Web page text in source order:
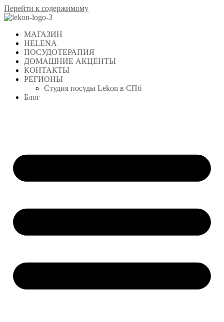
Перейти к содержимому
МАГАЗИН
HELENA
ПОСУДОТЕРАПИЯ
ДОМАШНИЕ АКЦЕНТЫ
КОНТАКТЫ
РЕГИОНЫ
Студия посуды Lekon в СПб
Блог